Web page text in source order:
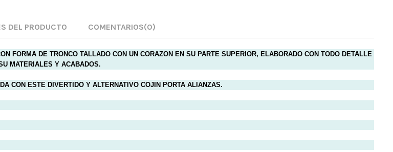
DEL PRODUCTO COMENTARIOS(0)
FORMA DE TRONCO TALLADO CON UN CORAZON EN SU PARTE SUPERIOR, ELABORADO CON TODO DETALLE
MATERIALES Y ACABADOS.
CON ESTE DIVERTIDO Y ALTERNATIVO COJIN PORTA ALIANZAS.